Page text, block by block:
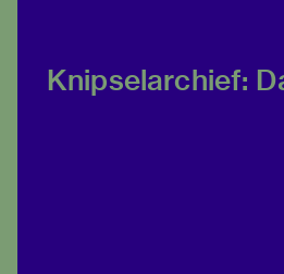
Knipselarchief: